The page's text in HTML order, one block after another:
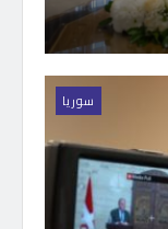
سوريا